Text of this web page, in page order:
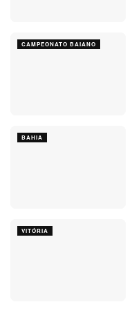
CAMPEONATO BAIANO
BAHIA
VITÓRIA